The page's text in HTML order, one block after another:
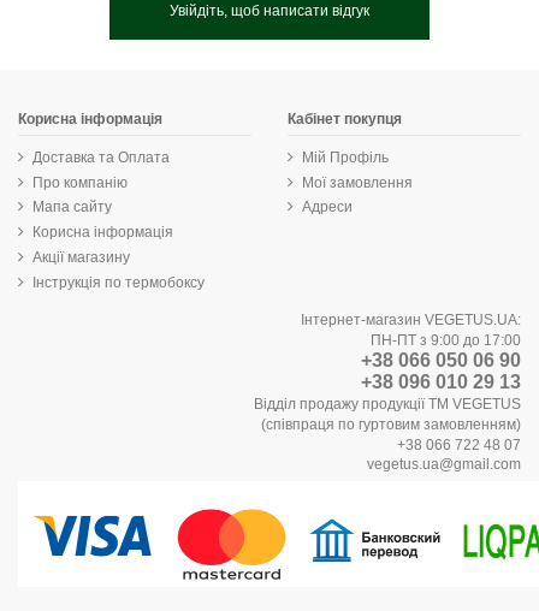
Увійдіть, щоб написати відгук
Корисна інформація
Доставка та Оплата
Про компанію
Мапа сайту
Корисна інформація
Акції магазину
Інструкція по термобоксу
Кабінет покупця
Мій Профіль
Мої замовлення
Адреси
Інтернет-магазин VEGETUS.UA:
ПН-ПТ з 9:00 до 17:00
+38 066 050 06 90
+38 096 010 29 13
Відділ продажу продукції ТМ VEGETUS
(співпраця по гуртовим замовленням)
+38 066 722 48 07
vegetus.ua@gmail.com